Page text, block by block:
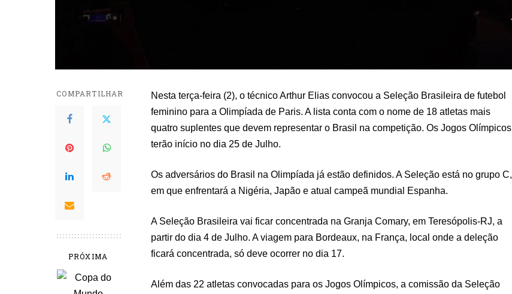
COMPARTILHAR
PRÓXIMA
Nesta terça-feira (2), o técnico Arthur Elias convocou a Seleção Brasileira de futebol
feminino para a Olimpíada de Paris. A lista conta com o nome de 18 atletas mais
quatro suplentes que devem representar o Brasil na competição. Os Jogos Olímpicos
terão início no dia 25 de Julho.
Os adversários do Brasil na Olimpíada já estão definidos. A Seleção está no grupo C,
em que enfrentará a Nigéria, Japão e atual campeã mundial Espanha.
A Seleção Brasileira vai ficar concentrada na Granja Comary, em Teresópolis-RJ, a
partir do dia 4 de Julho. A viagem para Bordeaux, na França, local onde a deleção
ficará concentrada, só deve ocorrer no dia 17.
Além das 22 atletas convocadas para os Jogos Olímpicos, a comissão da Seleção